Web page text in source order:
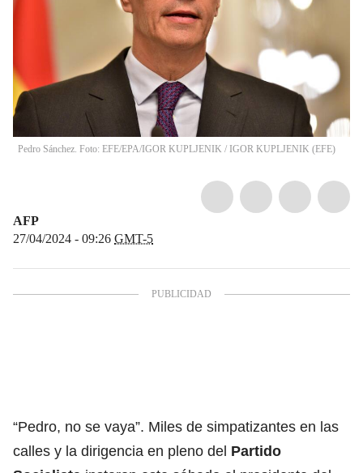
Pedro Sánchez. Foto: EFE/EPA/IGOR KUPLJENIK / IGOR KUPLJENIK (EFE)
AFP
27/04/2024 - 09:26 GMT-5
“Pedro, no se vaya”. Miles de simpatizantes en las
calles y la dirigencia en pleno del Partido